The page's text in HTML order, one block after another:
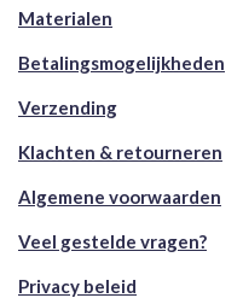
Materialen
Betalingsmogelijkheden
Verzending
Klachten & retourneren
Algemene voorwaarden
Veel gestelde vragen?
Privacy beleid